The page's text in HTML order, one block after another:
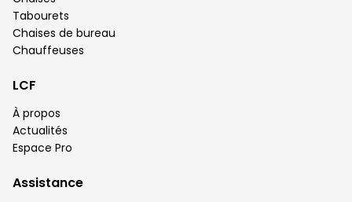
Tabourets
Chaises de bureau
Chauffeuses
LCF
À propos
Actualités
Espace Pro
Assistance